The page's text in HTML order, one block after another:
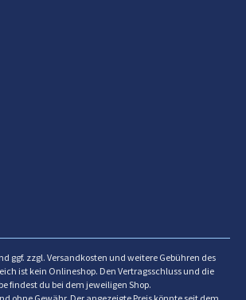
Typ
5G
NanoSIM + eSIM
ggf. zzgl. Versandkosten und weitere Gebühren des
ist kein Onlineshop. Den Vertragsschluss und die
findest du bei dem jeweiligen Shop.